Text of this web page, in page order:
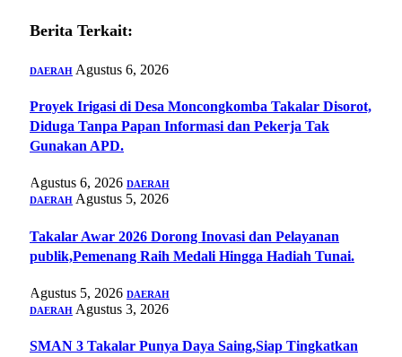
Berita Terkait:
DAERAH Agustus 6, 2026
Proyek Irigasi di Desa Moncongkomba Takalar Disorot,
Diduga Tanpa Papan Informasi dan Pekerja Tak
Gunakan APD.
Agustus 6, 2026 DAERAH
DAERAH Agustus 5, 2026
Takalar Awar 2026 Dorong Inovasi dan Pelayanan
publik,Pemenang Raih Medali Hingga Hadiah Tunai.
Agustus 5, 2026 DAERAH
DAERAH Agustus 3, 2026
SMAN 3 Takalar Punya Daya Saing,Siap Tingkatkan